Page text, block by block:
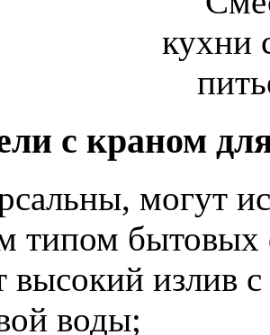
с краном
могут
типом бытовых
излив
воды;